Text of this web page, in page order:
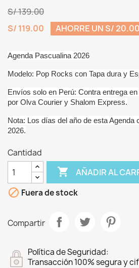
S/ 139.00
S/ 119.00
AHORRE UN S/ 20.00
Agenda Pascualina 2026
Modelo: Pop Rocks con Tapa dura y
Envíos solo en Perú: Contra entrega
por Olva Courier y Shalom Express.
Nota: Los días del año de esta Agenda
2026.
Cantidad
 AÑADIR AL
 Fuera de stock
Compartir
Política de Seguridad:
Transacción 100% segura y